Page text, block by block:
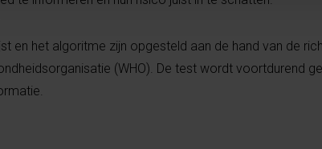
en het algoritme zijn opgesteld aan de hand van de
(WHO). De test wordt voortdurend